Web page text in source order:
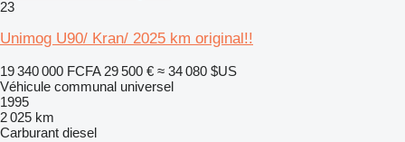
23
Unimog U90/ Kran/ 2025 km original!!
19 340 000 FCFA 29 500 € ≈ 34 080 $US
Véhicule communal universel
1995
2 025 km
Carburant diesel